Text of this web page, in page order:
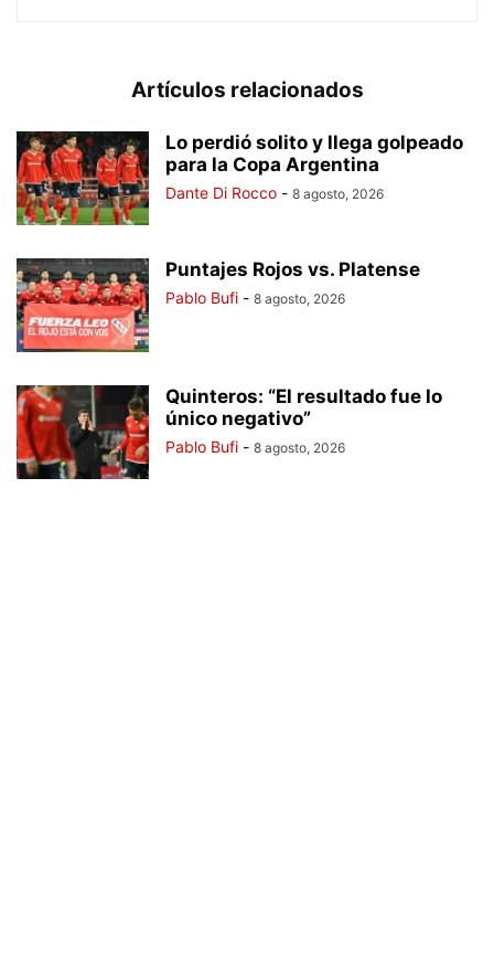
Artículos relacionados
Lo perdió solito y llega golpeado
para la Copa Argentina
Dante Di Rocco - 8 agosto, 2026
Puntajes Rojos vs. Platense
Pablo Bufi - 8 agosto, 2026
Quinteros: “El resultado fue lo
único negativo”
Pablo Bufi - 8 agosto, 2026